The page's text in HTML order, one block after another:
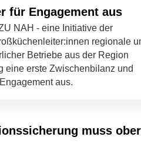
für Engagement aus
NAH - eine Initiative der
regionale
Betriebe aus der Region
eine erste Zwischenbilanz und
aus.
muss